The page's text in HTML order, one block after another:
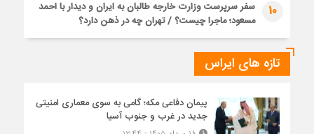
10
سفر سرپرست وزارت خارجه طالبان به ایران و دیدار با احمد
مسعود؛ ماجرا چیست؟ / تهران چه در ذهن دارد؟
تازه های ایراس
پیمان دفاعی مکه؛ گامی به سوی معماری امنیتی
جدید در غرب و جنوب آسیا